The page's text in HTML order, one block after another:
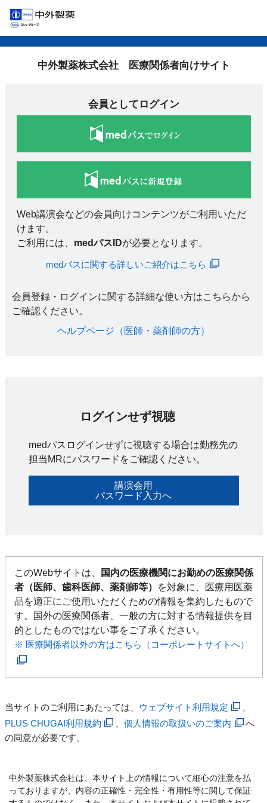
中外製薬株式会社 医療関係者向けサイト
会員としてログイン
Web講演会などの会員向けコンテンツがご利用いただ
けます。
ご利用には、 medパスIDが必要となります。
medパスに関する詳しいご紹介はこちら
会員登録・ログインに関する詳細な使い方はこちらから
ご確認ください。​
ヘルプページ（医師・薬剤師の方）​
ログインせず視聴
medパスログインせずに視聴する場合は勤務先の
担当MRにパスワードをご確認ください。
講演会用
パスワード入力へ
このWebサイトは、
国内の医療機関にお勤めの医療関係
者（医師、歯科医師、薬剤師等）
を対象に、医療用医薬
品を適正にご使用いただくための情報を集約したもので
す。国外の医療関係者、一般の方に対する情報提供を目
的としたものではない事をご了承ください。
※ 医療関係者以外の方はこちら（コーポレートサイトへ）
当サイトのご利用にあたっては、 ウェブサイト利用規定
PLUS CHUGAI利用規約
、個人情報の取扱いのご案内
へ
の同意が必要です。
中外製薬株式会社は、本サイト上の情報について細心の注意を払
っておりますが、内容の正確性・完全性・有用性等に関して保証